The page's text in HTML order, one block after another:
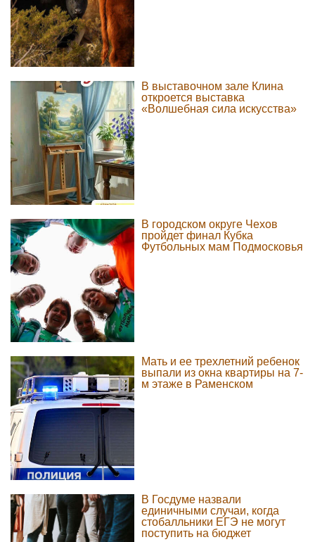
В выставочном зале Клина
откроется выставка
«Волшебная сила искусства»
В городском округе Чехов
пройдет финал Кубка
Футбольных мам Подмосковья
Мать и ее трехлетний ребенок
выпали из окна квартиры на 7-
м этаже в Раменском
В Госдуме назвали
единичными случаи, когда
стобалльники ЕГЭ не могут
поступить на бюджет